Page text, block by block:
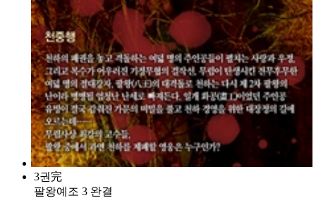
3권完
팔왕예조 3 완결